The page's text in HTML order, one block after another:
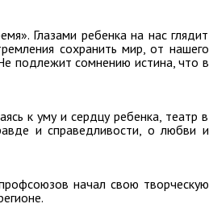
Глазами ребенка на нас глядит
сохранить мир, от нашего
подлежит сомнению истина, что в
к уму и сердцу ребенка, театр в
и справедливости, о любви и
начал свою творческую